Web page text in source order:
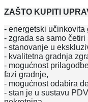
ZAŠTO KUPITI
- energetski
- zgrada sa samo
- stanovanje u
- kvalitetna gradnja
- mogućnost
fazi gradnje,
- mogućnost odabira
- stan je u sustavu